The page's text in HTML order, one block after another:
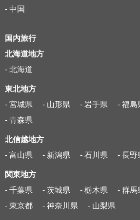
- 中国
国内旅行
北海道地方
- 北海道
東北地方
- 宮城県
- 山形県 - 岩手県 - 福島
- 青森県
北信越地方
- 富山県
- 新潟県 - 石川県 - 長野
関東地方
- 千葉県
- 茨城県 - 栃木県 - 群馬
- 東京都
- 神奈川県 - 山梨県